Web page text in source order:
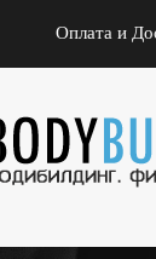
Оплата и